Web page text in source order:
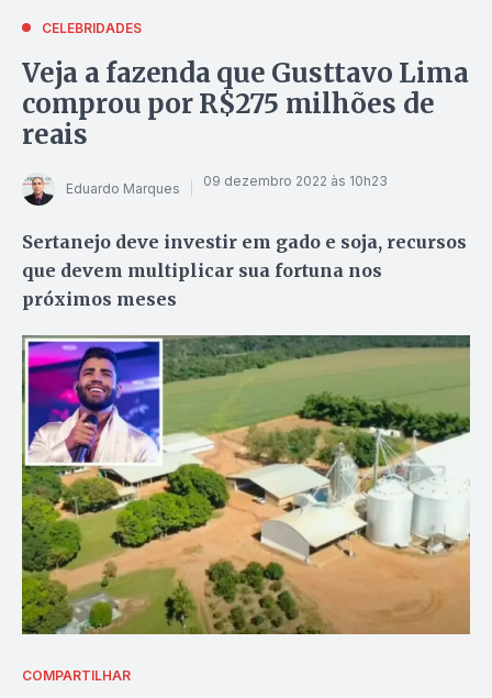
CELEBRIDADES
Veja a fazenda que Gusttavo Lima
comprou por R$275 milhões de
reais
Eduardo Marques 09 dezembro 2022 às 10h23
Sertanejo deve investir em gado e soja, recursos
que devem multiplicar sua fortuna nos
próximos meses
COMPARTILHAR